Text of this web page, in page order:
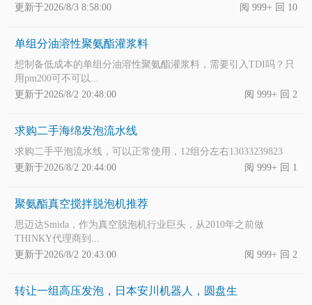
更新于2026/8/3 8:58:00
阅 999+ 回 10
单组分油溶性聚氨酯灌浆料
想制备低成本的单组分油溶性聚氨酯灌浆料，需要引入TDI吗？只
用pm200可不可以...
更新于2026/8/2 20:48:00
阅 999+ 回 2
求购二手海绵发泡流水线
求购二手平泡流水线，可以正常使用，12组分左右13033239823
更新于2026/8/2 20:44:00
阅 999+ 回 1
聚氨酯真空搅拌脱泡机推荐
思迈达Smida，作为真空脱泡机行业巨头，从2010年之前做
THINKY代理商到...
更新于2026/8/2 20:43:00
阅 999+ 回 2
转让一组高压发泡，日本安川机器人，圆盘生